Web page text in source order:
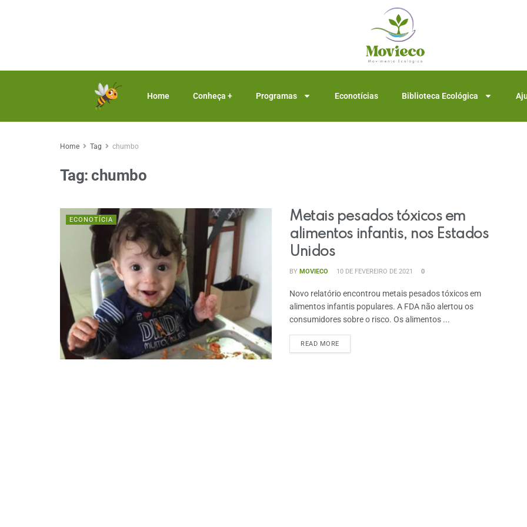
Home Conheça + Programas Econotícias Biblioteca Ecológica
Home Tag chumbo
Tag: chumbo
ECONOTÍCIA
Metais pesados ​​tóxicos em
alimentos infantis, nos Estados
Unidos
BY MOVIECO 10 DE FEVEREIRO DE 2021 0
Novo relatório encontrou metais pesados ​​tóxicos em
alimentos infantis populares. A FDA não alertou os
consumidores sobre o risco. Os alimentos ...
READ MORE